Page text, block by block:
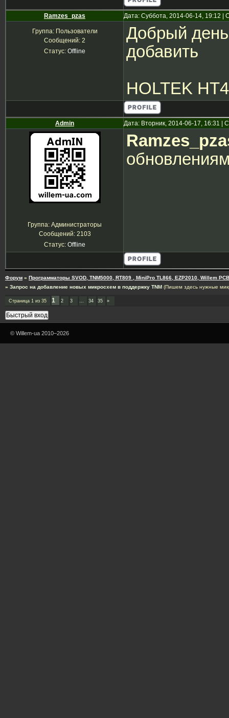
Ramzes_pzas Дата: Суббота, 2014-06-14, 19:12
Группа: Пользователи
Сообщений: 2
Статус: Offline
Добрый
добавить
HOLTEK
Admin Дата: Вторник, 2014-06-17, 16:31 |
Группа: Администраторы
Сообщений: 2103
Статус: Offline
Форум » Программаторы SVOD, TNM5000, RT809 , MiniPro TL866, EZP2010, Willem
» Запрос на добавление новых микросхем в поддержку TNM (Пишем здесь нужные
Страница 1 из 35 1 2 3 … 34 35 »
© Willem-ua 2010–2026